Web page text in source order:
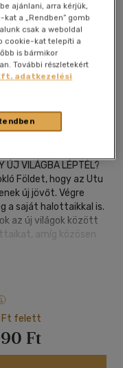
ÚJ VILÁGBA LÉPTÉL?
Földet, hogy az Utu
új jövőt. Végre
a saját halottaikkal is.
az új világok között
amíg közösen
bíró
a leszerelésre
törékeny status quót.
pedig személyesebb,
aki először
az mindent vihet.
László Zoltán új
Ft felett
Ft
ajánlani, arra kérjük,
a „Rendben” gomb
csak a weboldal
cookie-kat telepíti a
is bármikor
További részletekért
adatkezelési